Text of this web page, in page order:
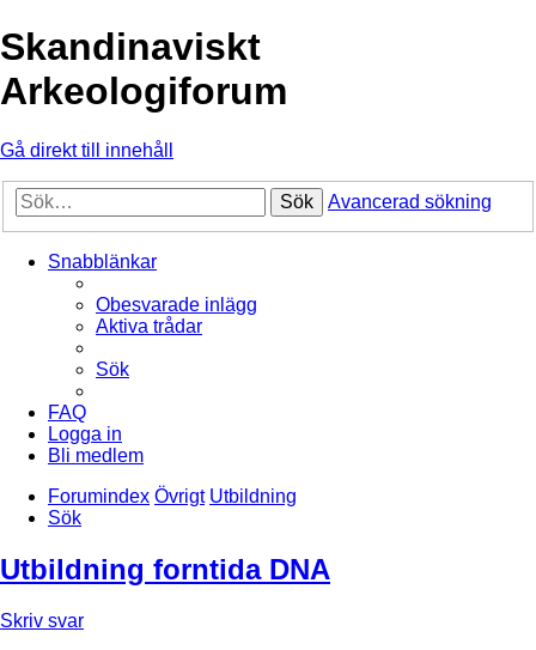
Skandinaviskt
Arkeologiforum
Gå direkt till innehåll
Sök Avancerad sökning
Snabblänkar
Obesvarade inlägg
Aktiva trådar
Sök
FAQ
Logga in
Bli medlem
Forumindex Övrigt Utbildning
Sök
Utbildning forntida DNA
Skriv svar